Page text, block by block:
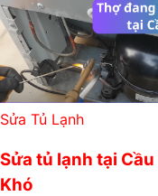
Sửa Tủ Lạnh
Sửa tủ lạnh tại
Khó